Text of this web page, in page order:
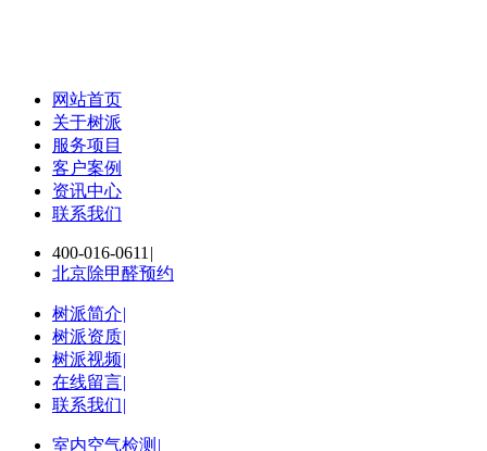
网站首页
关于树派
服务项目
客户案例
资讯中心
联系我们
400-016-0611 |
北京除甲醛预约
树派简介|
树派资质|
树派视频|
在线留言|
联系我们|
室内空气检测 |